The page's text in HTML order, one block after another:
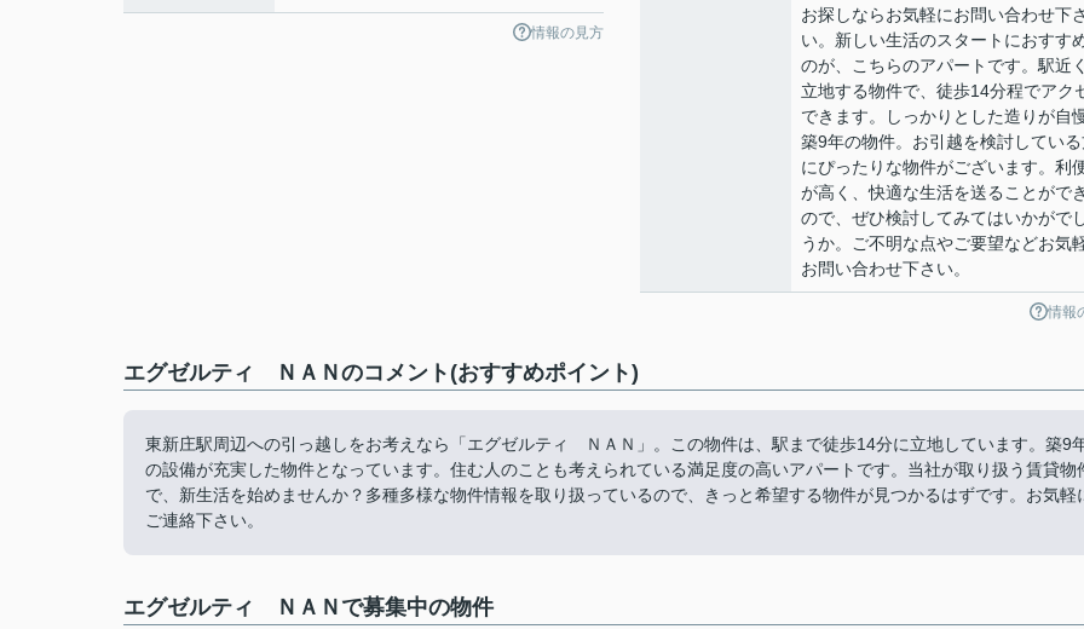
情報の見方
お探しならお気軽にお問い合わせ下さ
い。新しい生活のスタートにおすす
のが、こちらのアパートです。駅近
立地する物件で、徒歩14分程でアク
できます。しっかりとした造りが自
築9年の物件。お引越を検討してい
にぴったりな物件がございます。利
が高く、快適な生活を送ることがで
ので、ぜひ検討してみてはいかがで
うか。ご不明な点やご要望などお気
お問い合わせ下さい。
情報
エグゼルティ ＮＡＮのコメント(おすすめポイント)
東新庄駅周辺への引っ越しをお考えなら「エグゼルティ ＮＡＮ」。この物件は、駅まで徒歩14分に立地しています。築9
の設備が充実した物件となっています。住む人のことも考えられている満足度の高いアパートです。当社が取り扱う賃貸物
で、新生活を始めませんか？多種多様な物件情報を取り扱っているので、きっと希望する物件が見つかるはずです。お気軽
ご連絡下さい。
エグゼルティ ＮＡＮで募集中の物件